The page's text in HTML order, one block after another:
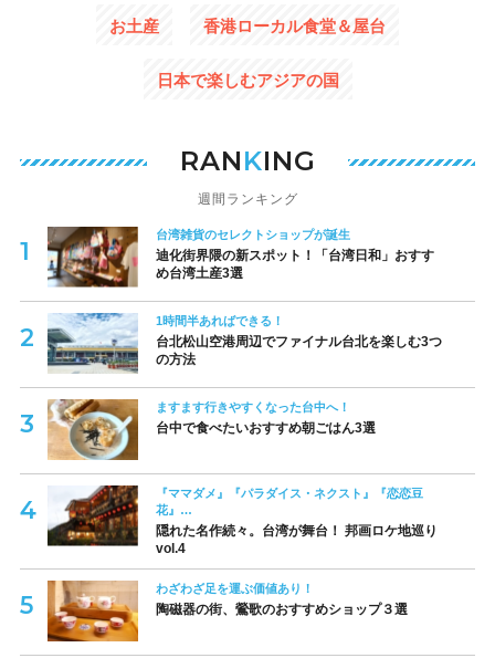
お土産 香港ローカル食堂＆屋台
日本で楽しむアジアの国
RANKING
週間ランキング
台湾雑貨のセレクトショップが誕生
迪化街界隈の新スポット！「台湾日和」おすす
め台湾土産3選
1時間半あればできる！
台北松山空港周辺でファイナル台北を楽しむ3つ
の方法
ますます行きやすくなった台中へ！
台中で食べたいおすすめ朝ごはん3選
『ママダメ』『パラダイス・ネクスト』『恋恋豆
花』…
隠れた名作続々。台湾が舞台！ 邦画ロケ地巡り
vol.4
わざわざ足を運ぶ価値あり！
陶磁器の街、鶯歌のおすすめショップ３選